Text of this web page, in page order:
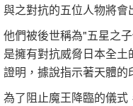
與之對抗的五位人物將會
他們被後世稱為"五星之子
是擁有對抗威脅日本全
證明，據說指示著天體的
為了阻止魔王降臨的儀